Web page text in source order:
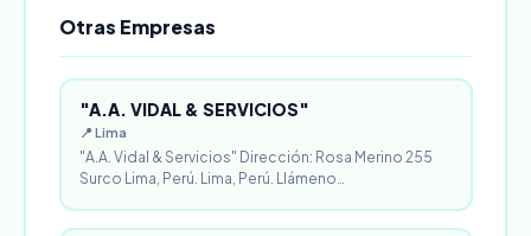
Otras Empresas
"A.A. VIDAL & SERVICIOS"
📍 Lima
"A.A. Vidal & Servicios" Dirección: Rosa Merino 255
Surco Lima, Perú. Lima, Perú. Llámeno…